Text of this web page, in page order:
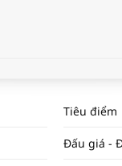
NAM NĂM 2024 VÀ
ĐẬP THỊ TRƯỜNG #62
Tiêu điểm
Đấu giá -